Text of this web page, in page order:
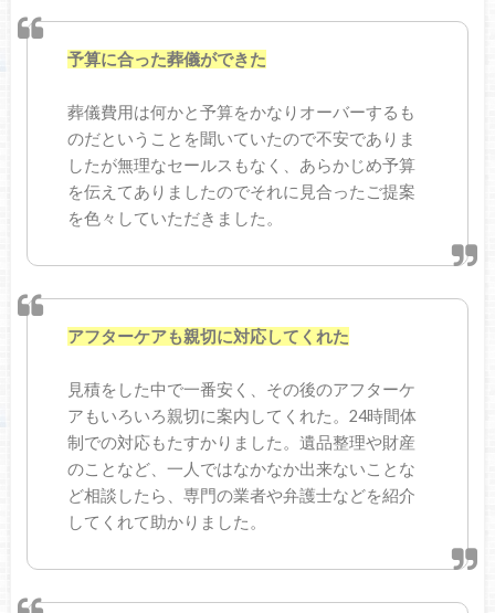
予算に合った葬儀ができた
葬儀費用は何かと予算をかなりオーバーするも
のだということを聞いていたので不安でありま
したが無理なセールスもなく、あらかじめ予算
を伝えてありましたのでそれに見合ったご提案
を色々していただきました。
アフターケアも親切に対応してくれた
見積をした中で一番安く、その後のアフターケ
アもいろいろ親切に案内してくれた。24時間体
制での対応もたすかりました。遺品整理や財産
のことなど、一人ではなかなか出来ないことな
ど相談したら、専門の業者や弁護士などを紹介
してくれて助かりました。